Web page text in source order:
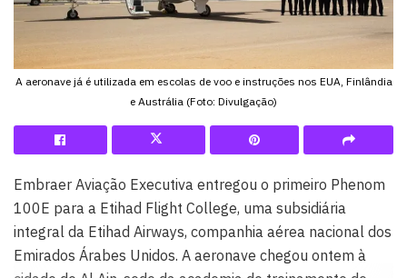
A aeronave já é utilizada em escolas de voo e instruções nos EUA, Finlândia
e Austrália (Foto: Divulgação)
Embraer Aviação Executiva entregou o primeiro Phenom
100E para a Etihad Flight College, uma subsidiária
integral da Etihad Airways, companhia aérea nacional dos
Emirados Árabes Unidos. A aeronave chegou ontem à